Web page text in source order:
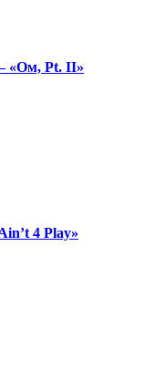
«Ом, Pt. II»
4 Play»